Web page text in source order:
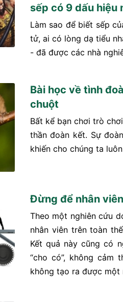
sếp có 9 dấu hiệu
Làm sao để biết sếp
tử, ai có lòng dạ tiểu
- đã được các nhà
Bài học về tình
chuột
Bất kể bạn chơi trò
thần đoàn kết. Sự
khiến cho chúng ta
Đừng để nhân
Theo một nghiên cứu
nhân viên trên toàn
Kết quả này cũng có
“cho có”, không cảm
không tạo ra được một